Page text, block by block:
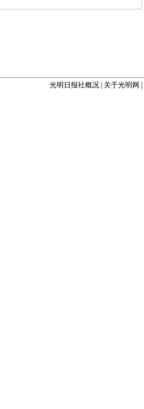
光明日报社概况 关于光明网